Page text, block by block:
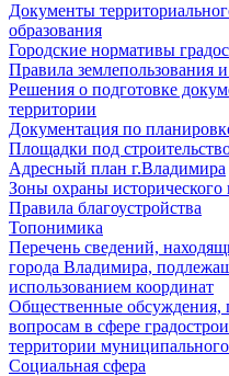
Документы
образования
Городские нормативы
Правила землепользования
Решения о подготовке
территории
Документация по
Площадки под
Адресный план г.Владимира
Зоны охраны исторического
Правила благоустройства
Топонимика
Перечень сведений,
города Владимира,
использованием координат
Общественные обсуждения,
вопросам в сфере
территории
Социальная сфера